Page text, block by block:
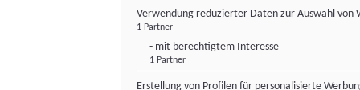
Verwendung reduzierter Daten zur Auswahl von
1 Partner
- mit berechtigtem Interesse
1 Partner
Erstellung von Profilen für personalisierte
FONDS professionell